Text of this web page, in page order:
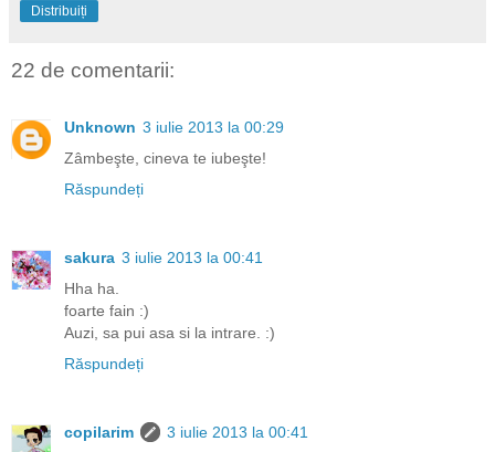
Distribuiți
22 de comentarii:
Unknown 3 iulie 2013 la 00:29
Zâmbeşte, cineva te iubeşte!
Răspundeți
sakura 3 iulie 2013 la 00:41
Hha ha.
foarte fain :)
Auzi, sa pui asa si la intrare. :)
Răspundeți
copilarim
3 iulie 2013 la 00:41